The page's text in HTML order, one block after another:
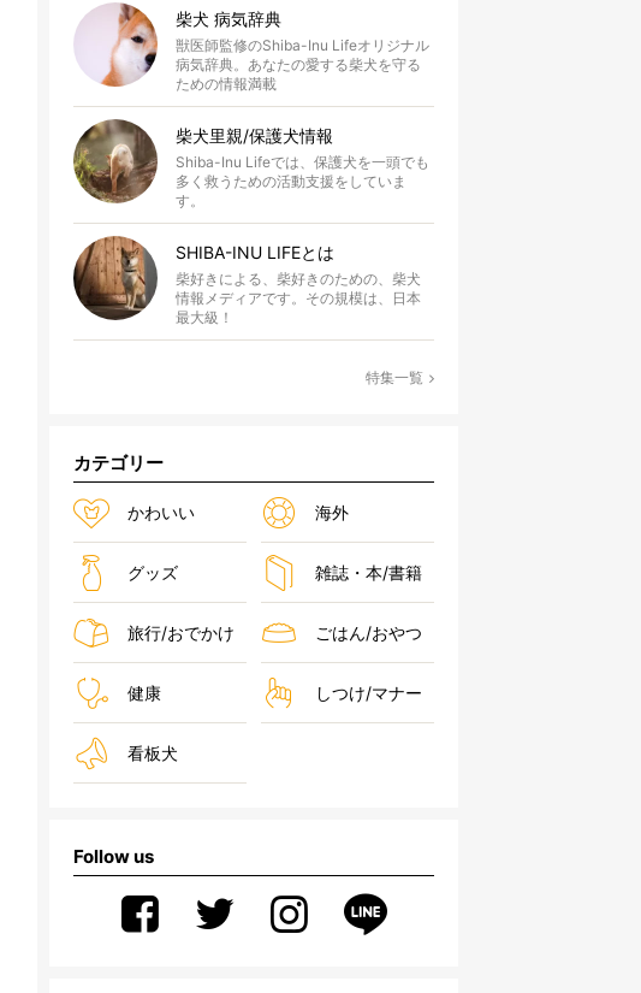
柴犬 病気辞典
獣医師監修のShiba-Inu Lifeオリジナル
病気辞典。あなたの愛する柴犬を守る
ための情報満載
柴犬里親/保護犬情報
Shiba-Inu Lifeでは、保護犬を一頭でも
多く救うための活動支援をしていま
す。
SHIBA-INU LIFEとは
柴好きによる、柴好きのための、柴犬
情報メディアです。その規模は、日本
最大級！
特集一覧
カテゴリー
かわいい 海外
グッズ 雑誌・本/書籍
旅行/おでかけ ごはん/おやつ
健康 しつけ/マナー
看板犬
Follow us